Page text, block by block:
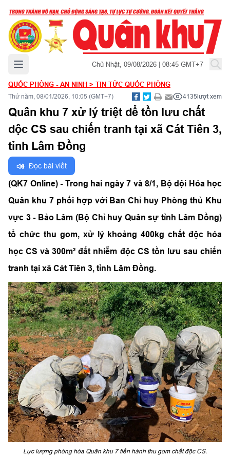
Mở menu chính Chủ Nhật, 09/08/2026 | 08:45 GMT+7
QUỐC PHÒNG - AN NINH > TIN TỨC QUỐC PHÒNG
Thứ năm, 08/01/2026, 10:05 (GMT+7) 4135lượt xem
Quân khu 7 xử lý triệt để tồn lưu chất
độc CS sau chiến tranh tại xã Cát Tiên 3,
tỉnh Lâm Đồng
Đọc bài viết
(QK7 Online) - Trong hai ngày 7 và 8/1, Bộ đội Hóa học
Quân khu 7 phối hợp với Ban Chỉ huy Phòng thủ Khu
vực 3 - Bảo Lâm (Bộ Chỉ huy Quân sự tỉnh Lâm Đồng)
tổ chức thu gom, xử lý khoảng 400kg chất độc hóa
học CS và 300m² đất nhiễm độc CS tồn lưu sau chiến
tranh tại xã Cát Tiên 3, tỉnh Lâm Đồng.
Lực lượng phòng hóa Quân khu 7 tiến hành thu gom chất độc CS.